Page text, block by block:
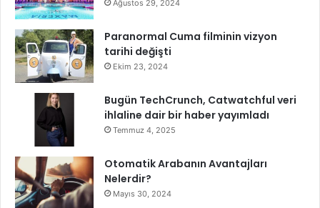
Ağustos 29, 2024
Paranormal Cuma filminin vizyon
tarihi değişti
Ekim 23, 2024
Bugün TechCrunch, Catwatchful veri
ihlaline dair bir haber yayımladı
Temmuz 4, 2025
Otomatik Arabanın Avantajları
Nelerdir?
Mayıs 30, 2024